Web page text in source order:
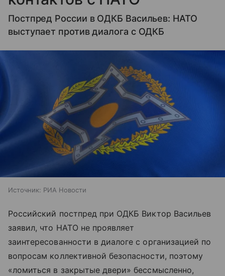
Постпред России в ОДКБ Васильев: НАТО
выступает против диалога с ОДКБ
Источник: РИА Новости
Российский постпред при ОДКБ Виктор Васильев
заявил, что НАТО не проявляет
заинтересованности в диалоге с организацией по
вопросам коллективной безопасности, поэтому
«ломиться в закрытые двери» бессмысленно,